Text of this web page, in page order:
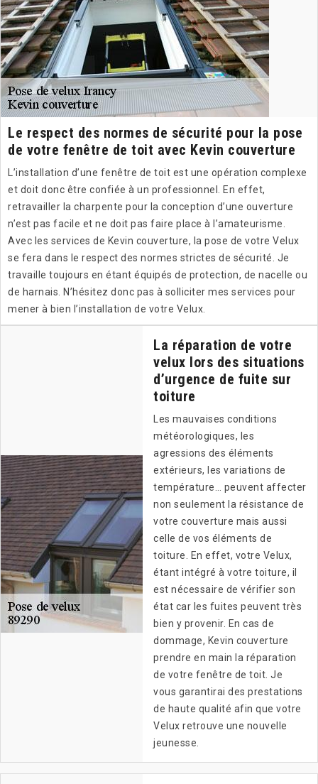
Le respect des normes de sécurité pour la pose
de votre fenêtre de toit avec Kevin couverture
L’installation d’une fenêtre de toit est une opération complexe
et doit donc être confiée à un professionnel. En effet,
retravailler la charpente pour la conception d’une ouverture
n’est pas facile et ne doit pas faire place à l’amateurisme.
Avec les services de Kevin couverture, la pose de votre Velux
se fera dans le respect des normes strictes de sécurité. Je
travaille toujours en étant équipés de protection, de nacelle ou
de harnais. N’hésitez donc pas à solliciter mes services pour
mener à bien l’installation de votre Velux.
La réparation de votre
velux lors des situations
d’urgence de fuite sur
toiture
Les mauvaises conditions
météorologiques, les
agressions des éléments
extérieurs, les variations de
température… peuvent affecter
non seulement la résistance de
votre couverture mais aussi
celle de vos éléments de
toiture. En effet, votre Velux,
étant intégré à votre toiture, il
est nécessaire de vérifier son
état car les fuites peuvent très
bien y provenir. En cas de
dommage, Kevin couverture
prendre en main la réparation
de votre fenêtre de toit. Je
vous garantirai des prestations
de haute qualité afin que votre
Velux retrouve une nouvelle
jeunesse.